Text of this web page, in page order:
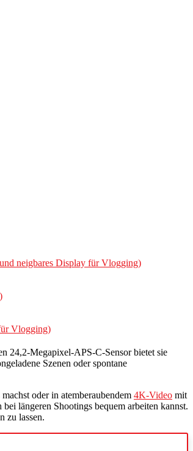
neigbares Display für Vlogging)
Vlogging)
24,2-Megapixel-APS-C-Sensor bietet sie
Szenen oder spontane
oder in atemberaubendem 4K-Video mit
längeren Shootings bequem arbeiten kannst.
zu lassen.